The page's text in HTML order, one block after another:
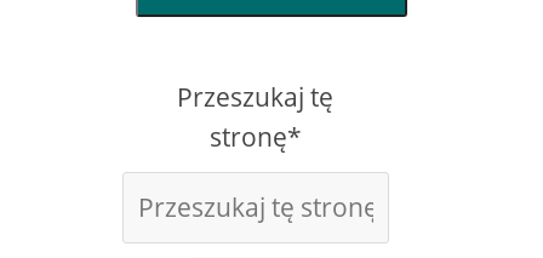
Przeszukaj tę
stronę*